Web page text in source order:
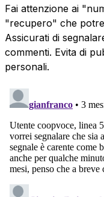
Fai attenzione ai
"recupero" che
Assicurati di
commenti. Evita di
personali.